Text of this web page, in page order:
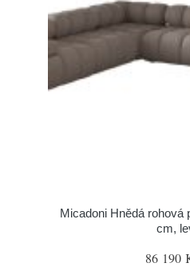
Micadoni Hnědá rohová
cm,
86 190